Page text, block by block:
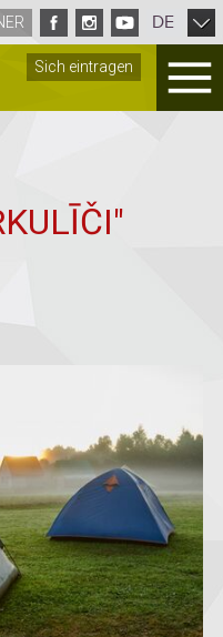
Sich eintragen
DE